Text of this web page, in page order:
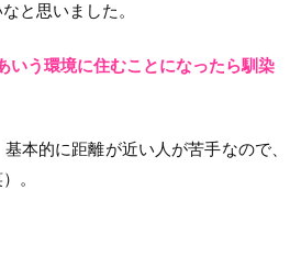
と思いました。
いう環境に住むことになったら馴染
本的に距離が近い人が苦手なので、
。